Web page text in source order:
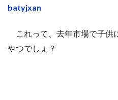
batyjxan
これって、去年市場で子供
やつでしょ？